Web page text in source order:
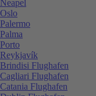
Neapel
Oslo
Palermo
Palma
Porto
Reykjavík
Brindisi Flughafen
Cagliari Flughafen
Catania Flughafen